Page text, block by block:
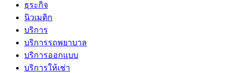
ธุระกิจ
นิวเมติก
บริการ
บริการรถพยาบาล
บริการออกแบบ
บริการให้เช่า